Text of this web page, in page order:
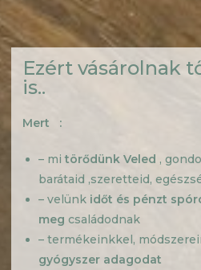
Ezért vásárolnak
is..
Mert :
– mi törődünk Veled ,
barátaid ,szeretteid,
– velünk időt és pénzt
meg családodnak
– termékeinkkel,
gyógyszer adagodat